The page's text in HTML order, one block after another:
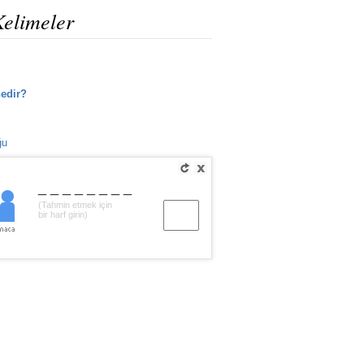
(Tahmin etmek için
bir harf girin)